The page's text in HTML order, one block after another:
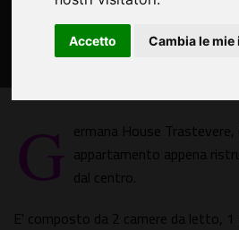
Accetto Cambia le
G ermana House
appartamento appena
dal centro.
E' composto da 2 camere da letto, 1